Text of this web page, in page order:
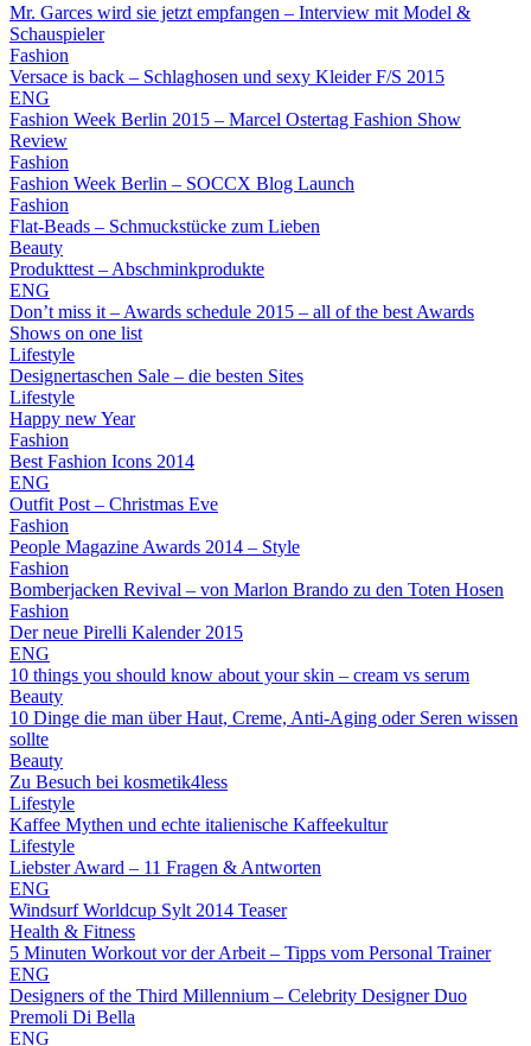
Mr. Garces wird sie jetzt empfangen – Interview mit Model &
Schauspieler
Fashion
Versace is back – Schlaghosen und sexy Kleider F/S 2015
ENG
Fashion Week Berlin 2015 – Marcel Ostertag Fashion Show
Review
Fashion
Fashion Week Berlin – SOCCX Blog Launch
Fashion
Flat-Beads – Schmuckstücke zum Lieben
Beauty
Produkttest – Abschminkprodukte
ENG
Don’t miss it – Awards schedule 2015 – all of the best Awards
Shows on one list
Lifestyle
Designertaschen Sale – die besten Sites
Lifestyle
Happy new Year
Fashion
Best Fashion Icons 2014
ENG
Outfit Post – Christmas Eve
Fashion
People Magazine Awards 2014 – Style
Fashion
Bomberjacken Revival – von Marlon Brando zu den Toten Hosen
Fashion
Der neue Pirelli Kalender 2015
ENG
10 things you should know about your skin – cream vs serum
Beauty
10 Dinge die man über Haut, Creme, Anti-Aging oder Seren wissen
sollte
Beauty
Zu Besuch bei kosmetik4less
Lifestyle
Kaffee Mythen und echte italienische Kaffeekultur
Lifestyle
Liebster Award – 11 Fragen & Antworten
ENG
Windsurf Worldcup Sylt 2014 Teaser
Health & Fitness
5 Minuten Workout vor der Arbeit – Tipps vom Personal Trainer
ENG
Designers of the Third Millennium – Celebrity Designer Duo
Premoli Di Bella
ENG